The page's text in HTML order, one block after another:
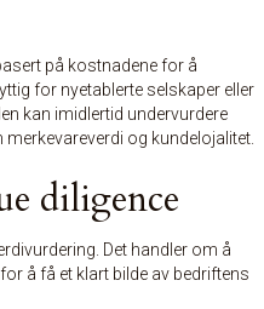
på kostnadene for å
for nyetablerte selskaper eller
kan imidlertid undervurdere
og kundelojalitet.
diligence
Det handler om å
å få et klart bilde av bedriftens